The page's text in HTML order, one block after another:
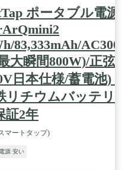
チウムバッテリーを採用
テリーのエネルギー効率
リー寿命を延ばすことが
バッテリーマネージメン
温度を適切に管理するこ
止し、高い安全性を実現
ペースメーカーを装着し
しないでください。ペー
響を受ける恐れがありま
さい。 / 【豊富な付属
400には、ACアダプタ
ット、取扱説明書（日本
問題や不具合が発生した
ポータブル電源400
ポータブル電源
83,333mAh/AC300W
大瞬間800W)/正弦
日本仕様/蓄電池) リ
リチウムバッテリー
証2年
マートタップ)
源 安い